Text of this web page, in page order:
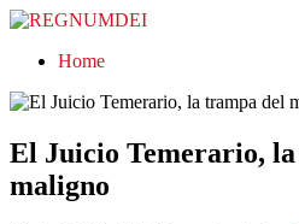
REGNUMDEI
Home
El Juicio Temerario,
maligno